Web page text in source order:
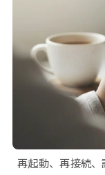
再起動、再接続